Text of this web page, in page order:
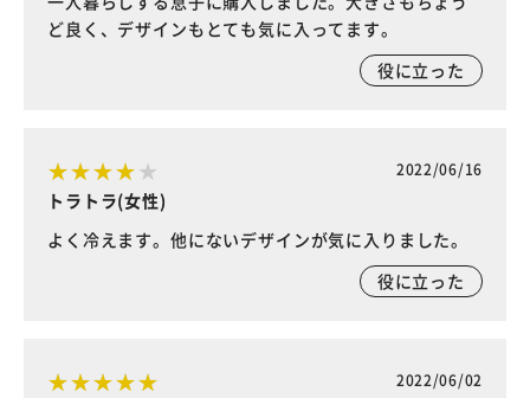
ど良く、デザインもとても気に入ってます。
役に立った
2022/06/16
トラトラ(女性)
よく冷えます。他にないデザインが気に入りました。
役に立った
2022/06/02